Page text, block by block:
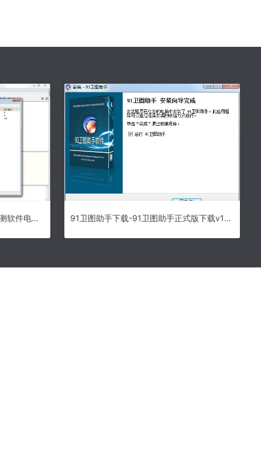
网络监测软件官方版下载_网络监测软件电脑版下载 91卫图助手下载-91卫图助手正式版下载v19.1.0 官方版